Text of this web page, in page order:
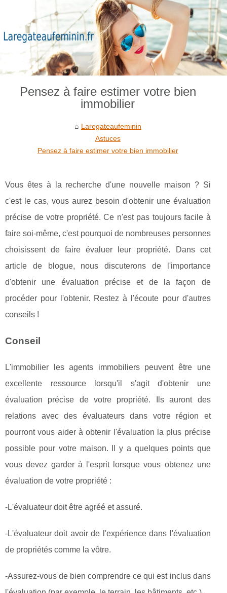
Pensez à faire estimer votre bien
immobilier
Laregateaufeminin
Astuces
Pensez à faire estimer votre bien immobilier
Vous êtes à la recherche d'une nouvelle maison ? Si
c'est le cas, vous aurez besoin d'obtenir une évaluation
précise de votre propriété. Ce n'est pas toujours facile à
faire soi-même, c'est pourquoi de nombreuses personnes
choisissent de faire évaluer leur propriété. Dans cet
article de blogue, nous discuterons de l'importance
d'obtenir une évaluation précise et de la façon de
procéder pour l'obtenir. Restez à l'écoute pour d'autres
conseils !
Conseil
L'immobilier les agents immobiliers peuvent être une
excellente ressource lorsqu'il s'agit d'obtenir une
évaluation précise de votre propriété. Ils auront des
relations avec des évaluateurs dans votre région et
pourront vous aider à obtenir l'évaluation la plus précise
possible pour votre maison. Il y a quelques points que
vous devez garder à l'esprit lorsque vous obtenez une
évaluation de votre propriété :
-L'évaluateur doit être agréé et assuré.
-L'évaluateur doit avoir de l'expérience dans l'évaluation
de propriétés comme la vôtre.
-Assurez-vous de bien comprendre ce qui est inclus dans